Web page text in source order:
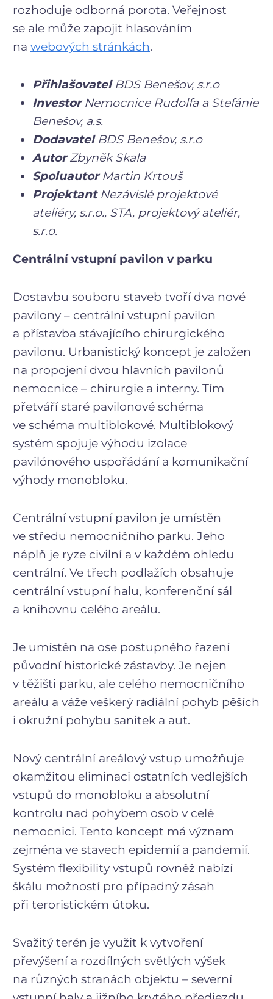
rozhoduje odborná porota. Veřejnost
se ale může zapojit hlasováním
na webových stránkách.
PřihlašovatelBDS Benešov, s.r.o
InvestorNemocnice Rudolfa a Stefánie
Benešov, a.s.
DodavatelBDS Benešov, s.r.o
AutorZbyněk Skala
SpoluautorMartin Krtouš
ProjektantNezávislé projektové
ateliéry, s.r.o., STA, projektový ateliér,
s.r.o.
Centrální vstupní pavilon v parku
Dostavbu souboru staveb tvoří dva nové
pavilony – centrální vstupní pavilon
a přístavba stávajícího chirurgického
pavilonu. Urbanistický koncept je založen
na propojení dvou hlavních pavilonů
nemocnice – chirurgie a interny. Tím
přetváří staré pavilonové schéma
ve schéma multiblokové. Multiblokový
systém spojuje výhodu izolace
pavilónového uspořádání a komunikační
výhody monobloku.
Centrální vstupní pavilon je umístěn
ve středu nemocničního parku. Jeho
náplň je ryze civilní a v každém ohledu
centrální. Ve třech podlažích obsahuje
centrální vstupní halu, konferenční sál
a knihovnu celého areálu.
Je umístěn na ose postupného řazení
původní historické zástavby. Je nejen
v těžišti parku, ale celého nemocničního
areálu a váže veškerý radiální pohyb pěších
i okružní pohybu sanitek a aut.
Nový centrální areálový vstup umožňuje
okamžitou eliminaci ostatních vedlejších
vstupů do monobloku a absolutní
kontrolu nad pohybem osob v celé
nemocnici. Tento koncept má význam
zejména ve stavech epidemií a pandemií.
Systém flexibility vstupů rovněž nabízí
škálu možností pro případný zásah
při teroristickém útoku.
Svažitý terén je využit k vytvoření
převýšení a rozdílných světlých výšek
na různých stranách objektu – severní